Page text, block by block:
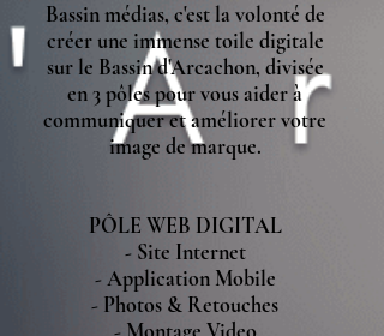
Bassin médias, c'est la volonté de
créer une immense toile digitale
sur le Bassin d'Arcachon, divisée
en 3 pôles pour vous aider à
communiquer et améliorer votre
image de marque.
PÔLE WEB DIGITAL
- Site Internet
- Application Mobile
- Photos & Retouches